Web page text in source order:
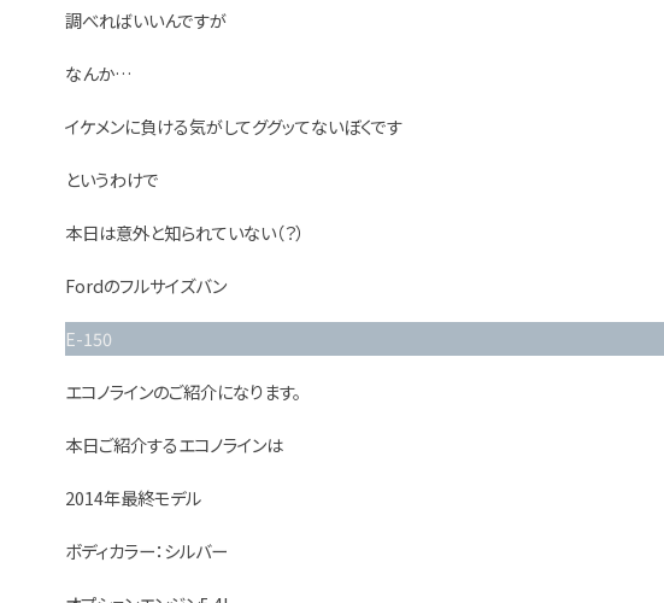
調べればいいんですが
なんか…
イケメンに負ける気がしてググッてないぼくです
というわけで
本日は意外と知られていない（？）
Fordのフルサイズバン
E-150
エコノラインのご紹介になります。
本日ご紹介するエコノラインは
2014年最終モデル
ボディカラー：シルバー